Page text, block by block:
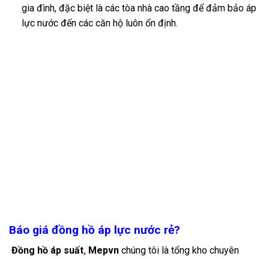
gia đình, đặc biệt là các tòa nhà cao tầng để đảm bảo áp
lực nước đến các căn hộ luôn ổn định.
Báo giá đồng hồ áp lực nước rẻ?
Đồng hồ áp suất, Mepvn chúng tôi là tổng kho chuyên